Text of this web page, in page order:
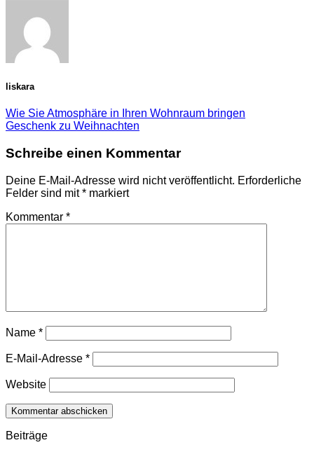
liskara
Wie Sie Atmosphäre in Ihren Wohnraum bringen
Geschenk zu Weihnachten
Schreibe einen Kommentar
Deine E-Mail-Adresse wird nicht veröffentlicht. Erforderliche
Felder sind mit* markiert
Kommentar *
Name *
E-Mail-Adresse *
Website
Beiträge